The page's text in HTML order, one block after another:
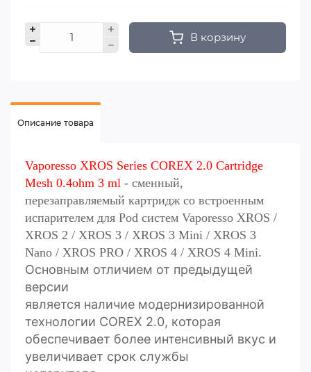
В корзину
Описание товара
Vaporesso XROS Series COREX 2.0 Cartridge
Mesh 0.4ohm 3 ml - сменный,
перезаправляемый картридж со встроенным
испарителем для Pod систем Vaporesso XROS /
XROS 2 / XROS 3 / XROS 3 Mini / XROS 3
Nano / XROS PRO / XROS 4 / XROS 4 Mini.
Основным отличием от предыдущей
версии
является наличие модернизированной
технологии COREX 2.0, которая
обеспечивает более интенсивный вкус и
увеличивает срок службы